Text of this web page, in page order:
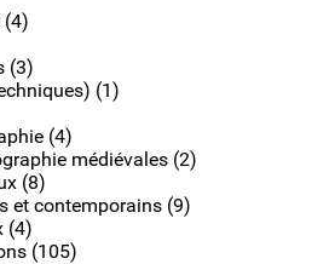
(4)
(3)
(1)
(4)
médiévales (2)
(8)
et contemporains (9)
(4)
(105)